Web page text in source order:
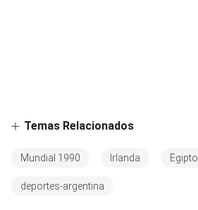
Temas Relacionados
Mundial 1990 Irlanda Egipto
deportes-argentina